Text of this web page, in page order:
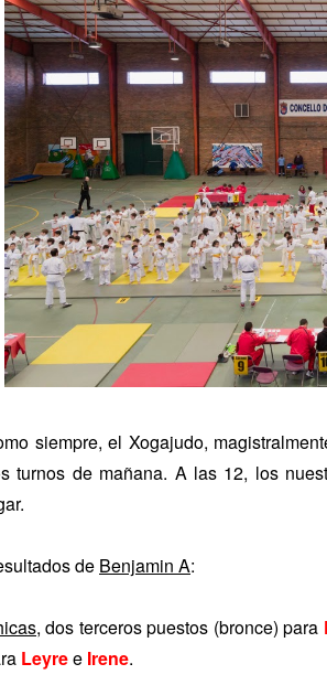
siempre, el Xogajudo,
turnos de mañana. A las 12, los
de Benjamin A:
, dos terceros puestos (bronce) para
Leyree Irene.